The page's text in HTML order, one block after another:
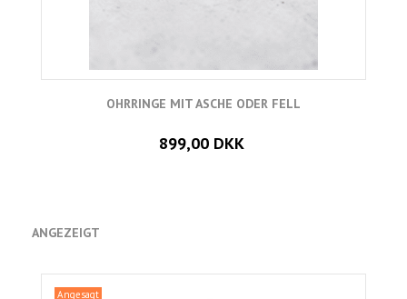
OHRRINGE MIT ASCHE ODER FELL
899,00 DKK
ANGEZEIGT
Angesagt